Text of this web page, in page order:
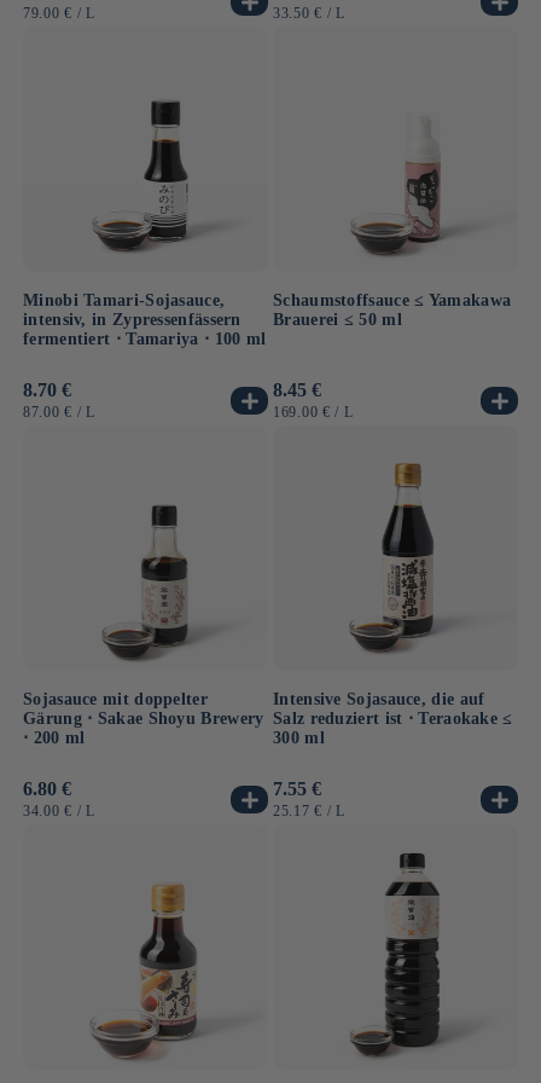
Preis
GRUNDPREIS
79.00 € / PRO
L
Preis
GRUNDPREIS
33.50 € / PRO
L
Minobi Tamari-Sojasauce,
intensiv, in Zypressenfässern
fermentiert ⋅ Tamariya ⋅ 100 ml
Normaler
Preis
8.70 €
GRUNDPREIS
87.00 € / PRO
L
Schaumstoffsauce ≤ Yamakawa
Brauerei ≤ 50 ml
Normaler
Preis
8.45 €
GRUNDPREIS
169.00 € / PRO
L
Sojasauce mit doppelter
Gärung ⋅ Sakae Shoyu Brewery
⋅ 200 ml
Normaler
Preis
6.80 €
GRUNDPREIS
34.00 € / PRO
L
Intensive Sojasauce, die auf
Salz reduziert ist ⋅ Teraokake ≤
300 ml
Normaler
Preis
7.55 €
GRUNDPREIS
25.17 € / PRO
L